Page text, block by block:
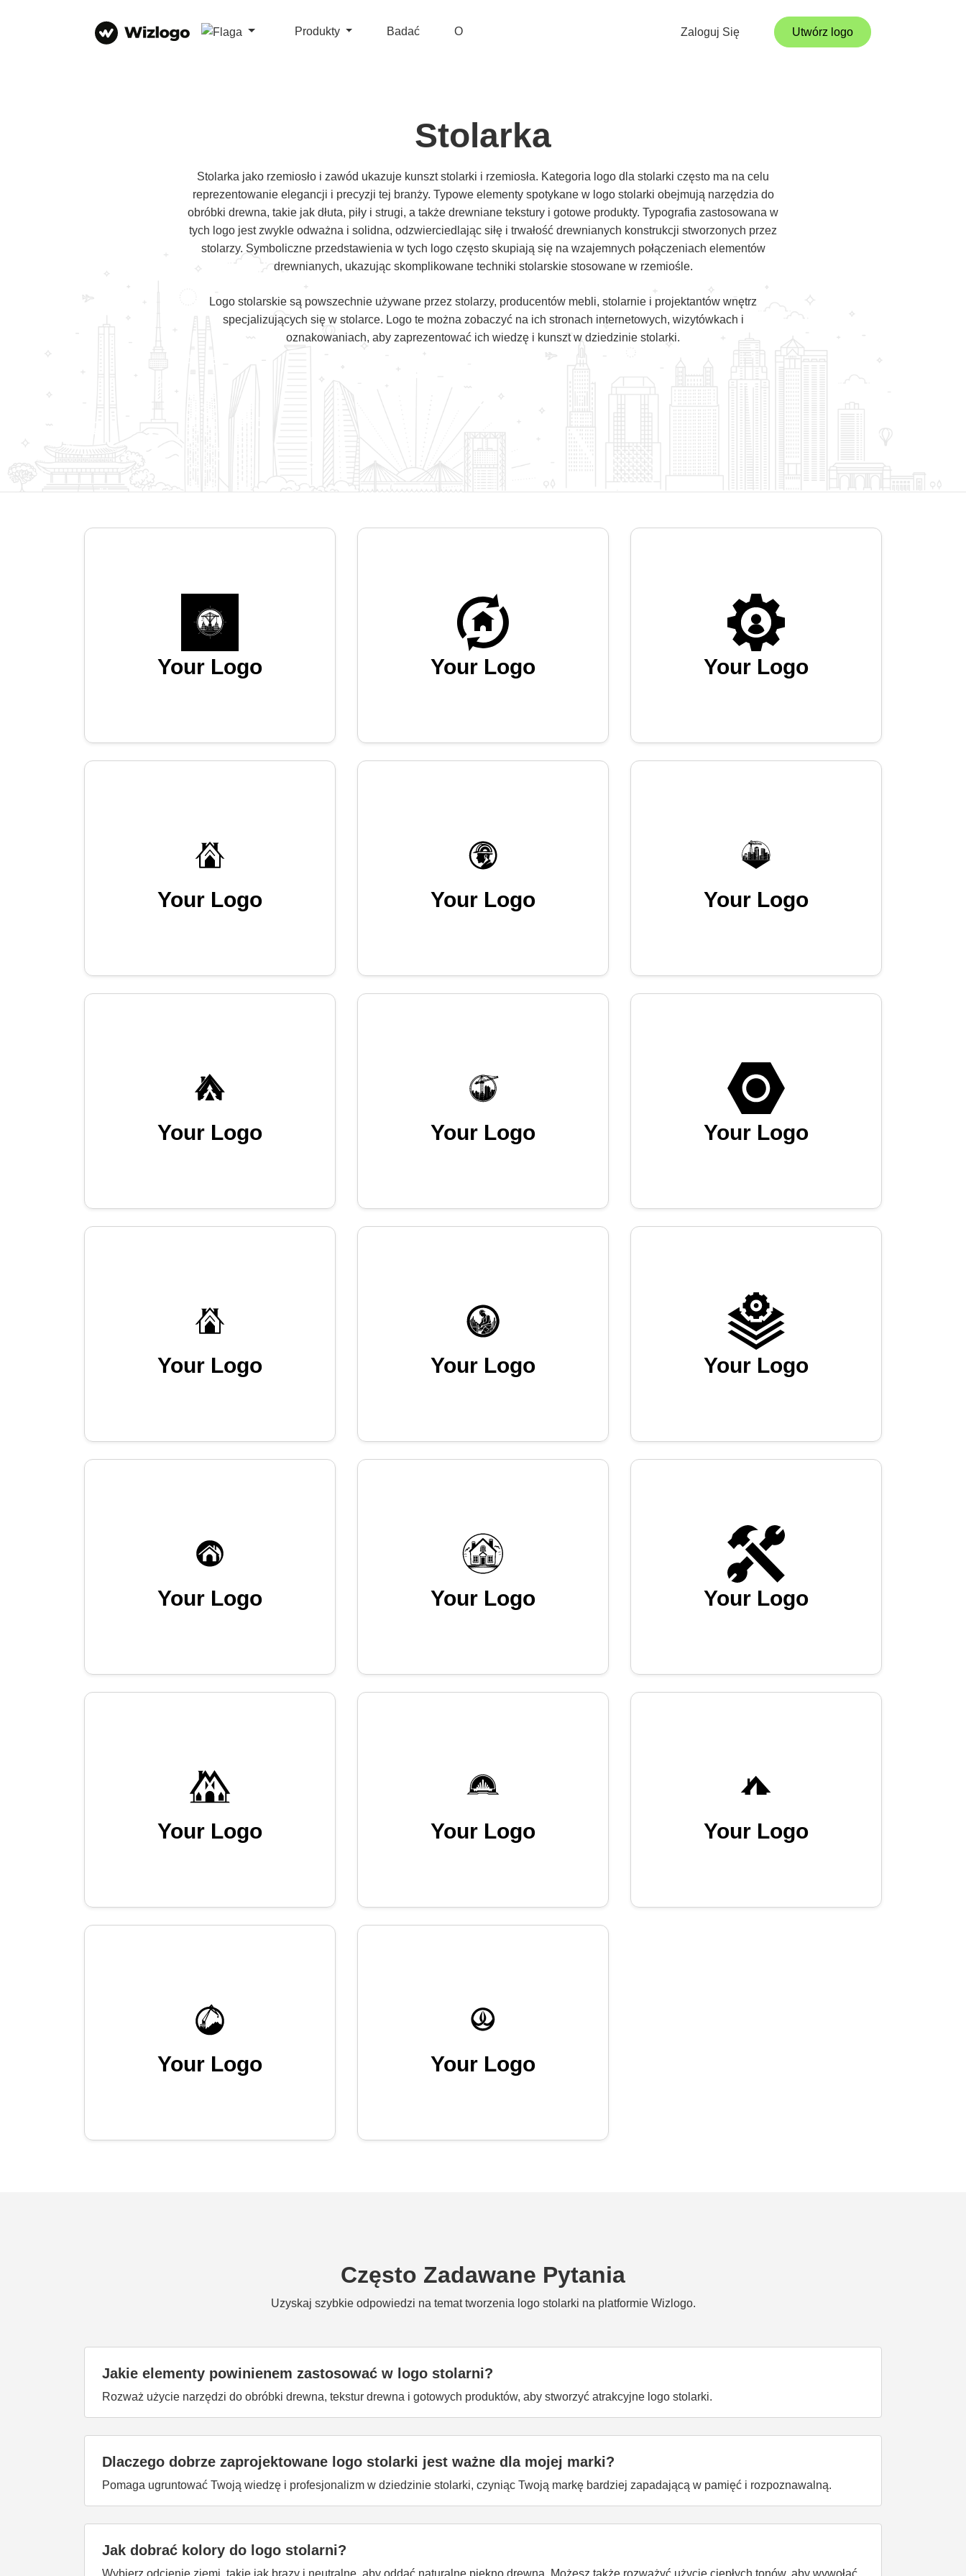
Produkty Badać O Zaloguj Się Utwórz logo
Stolarka
Stolarka jako rzemiosło i zawód ukazuje kunszt stolarki i rzemiosła. Kategoria logo dla stolarki często ma na celu
reprezentowanie elegancji i precyzji tej branży. Typowe elementy spotykane w logo stolarki obejmują narzędzia do
obróbki drewna, takie jak dłuta, piły i strugi, a także drewniane tekstury i gotowe produkty. Typografia zastosowana w
tych logo jest zwykle odważna i solidna, odzwierciedlając siłę i trwałość drewnianych konstrukcji stworzonych przez
stolarzy. Symboliczne przedstawienia w tych logo często skupiają się na wzajemnych połączeniach elementów
drewnianych, ukazując skomplikowane techniki stolarskie stosowane w rzemiośle.
Logo stolarskie są powszechnie używane przez stolarzy, producentów mebli, stolarnie i projektantów wnętrz
specjalizujących się w stolarce. Logo te można zobaczyć na ich stronach internetowych, wizytówkach i
oznakowaniach, aby zaprezentować ich wiedzę i kunszt w dziedzinie stolarki.
Your Logo Your Logo Your Logo
Your Logo Your Logo Your Logo
Your Logo Your Logo Your Logo
Your Logo Your Logo Your Logo
Your Logo Your Logo Your Logo
Your Logo Your Logo Your Logo
Your Logo Your Logo
Często Zadawane Pytania
Uzyskaj szybkie odpowiedzi na temat tworzenia logo stolarki na platformie Wizlogo.
Jakie elementy powinienem zastosować w logo stolarni?
Rozważ użycie narzędzi do obróbki drewna, tekstur drewna i gotowych produktów, aby stworzyć atrakcyjne logo stolarki.
Dlaczego dobrze zaprojektowane logo stolarki jest ważne dla mojej marki?
Pomaga ugruntować Twoją wiedzę i profesjonalizm w dziedzinie stolarki, czyniąc Twoją markę bardziej zapadającą w pamięć i rozpoznawalną.
Jak dobrać kolory do logo stolarni?
Wybierz odcienie ziemi, takie jak brązy i neutralne, aby oddać naturalne piękno drewna. Możesz także rozważyć użycie ciepłych tonów, aby wywołać